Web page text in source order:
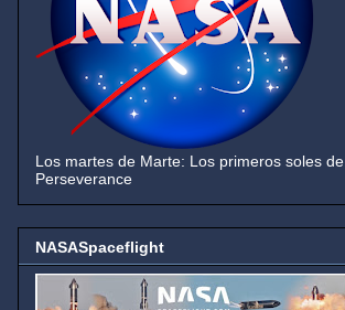
Los martes de Marte: Los primeros soles de
Perseverance
NASASpaceflight